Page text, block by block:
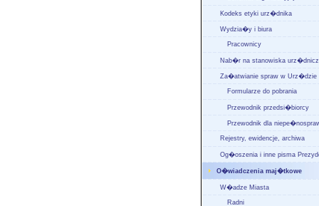
Kodeks etyki urz�dnika
Wydzia�y i biura
Pracownicy
Nab�r na stanowiska
Za�atwianie spraw w Urz�dzie
Formularze do pobrania
Przewodnik przedsi�biorcy
Przewodnik dla
Rejestry, ewidencje, archiwa
Og�oszenia i inne pisma
O�wiadczenia maj�tkowe
W�adze Miasta
Radni